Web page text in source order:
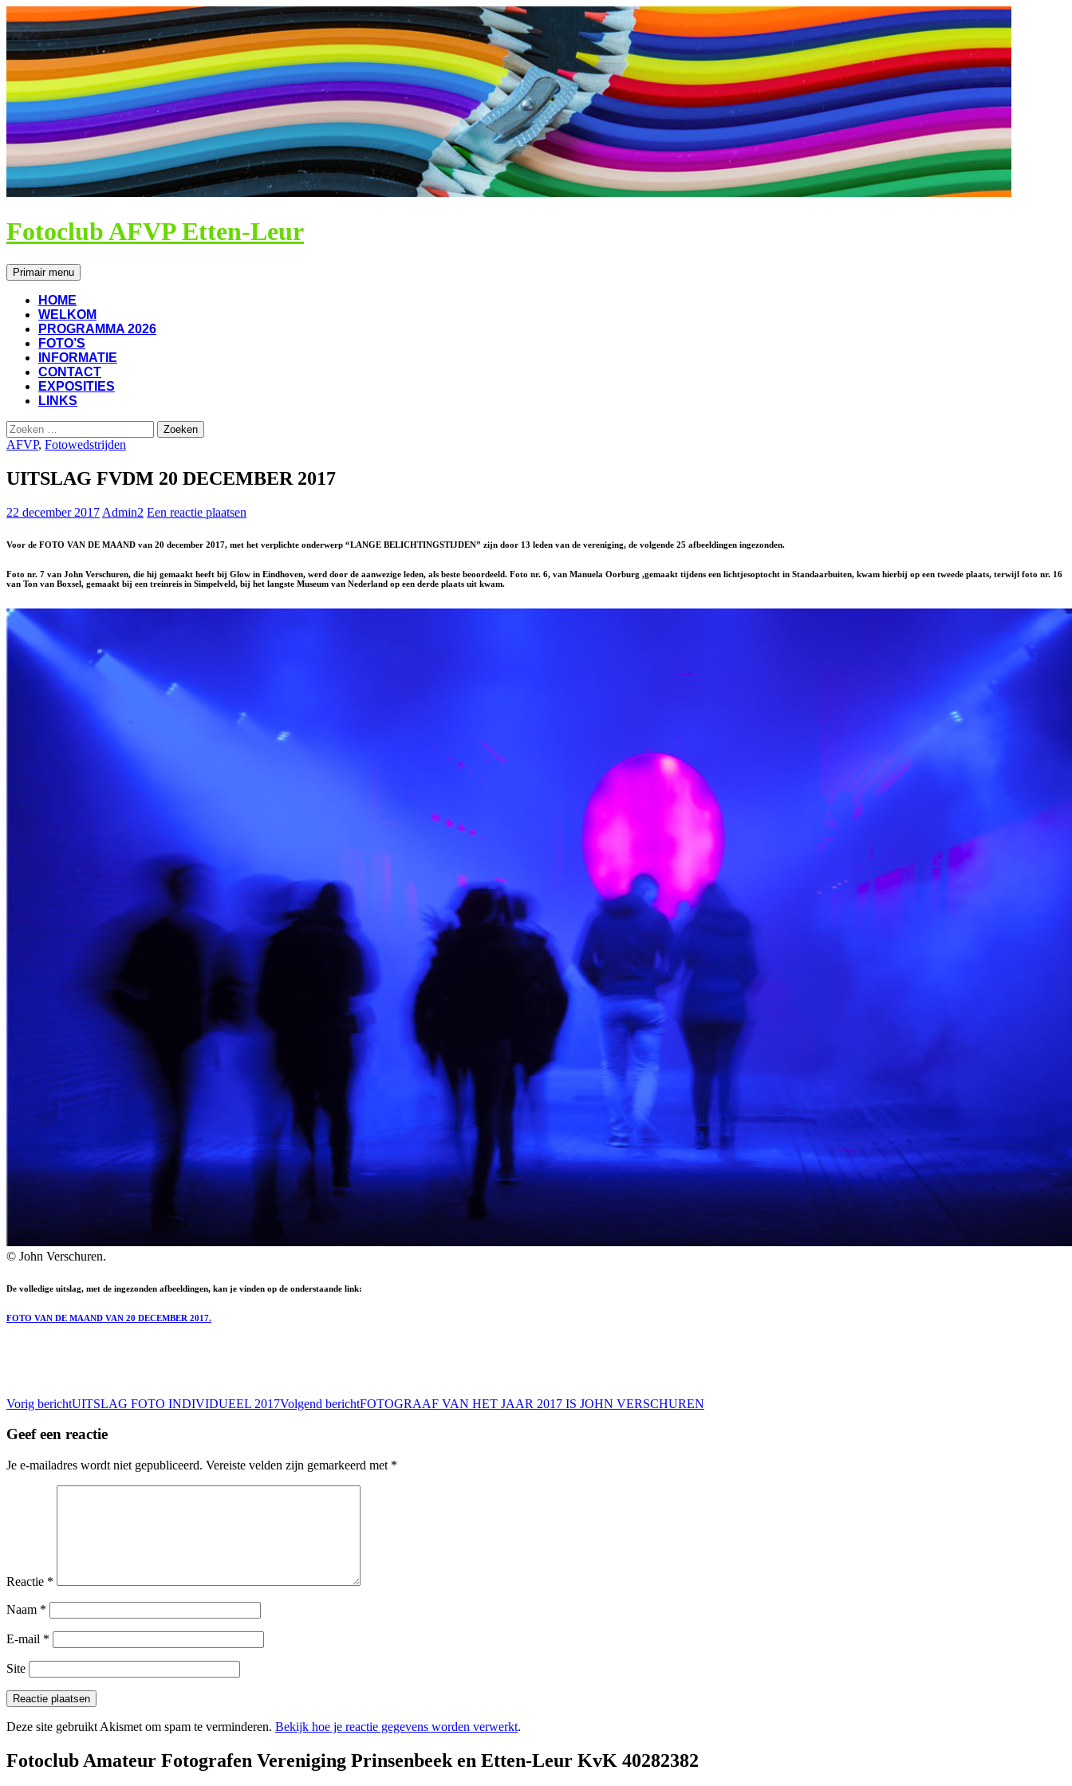
Ga
naar
de
inhoud
Fotoclub AFVP Etten-Leur
Zoeken
Primair menu
HOME
WELKOM
PROGRAMMA 2026
FOTO’S
INFORMATIE
CONTACT
EXPOSITIES
LINKS
Zoeken
naar:
AFVP, Fotowedstrijden
UITSLAG FVDM 20 DECEMBER 2017
22 december 2017 Admin2 Een reactie plaatsen
Voor de FOTO VAN DE MAAND van 20 december 2017, met het verplichte onderwerp “LANGE BELICHTINGSTIJDEN” zijn door 13 leden van de vereniging, de volgende 25 afbeeldingen ingezonden.
Foto nr. 7 van John Verschuren, die hij gemaakt heeft bij Glow in Eindhoven, werd door de aanwezige leden, als beste beoordeeld. Foto nr. 6, van Manuela Oorburg ,gemaakt tijdens een lichtjesoptocht in Standaarbuiten, kwam hierbij op een tweede plaats, terwijl foto nr. 16
van Ton van Boxsel, gemaakt bij een treinreis in Simpelveld, bij het langste Museum van Nederland op een derde plaats uit kwam.
© John Verschuren.
De volledige uitslag, met de ingezonden afbeeldingen, kan je vinden op de onderstaande link:
FOTO VAN DE MAAND VAN 20 DECEMBER 2017.
Bericht
navigatie
Vorig berichtUITSLAG FOTO INDIVIDUEEL 2017Volgend berichtFOTOGRAAF VAN HET JAAR 2017 IS JOHN VERSCHUREN
Geef een reactie
Je e-mailadres wordt niet gepubliceerd. Vereiste velden zijn gemarkeerd met *
Reactie *
Naam *
E-mail *
Site
Deze site gebruikt Akismet om spam te verminderen. Bekijk hoe je reactie gegevens worden verwerkt.
Fotoclub Amateur Fotografen Vereniging Prinsenbeek en Etten-Leur KvK 40282382